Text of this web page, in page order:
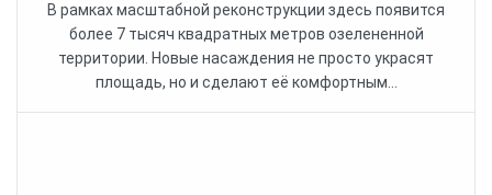
В рамках масштабной реконструкции здесь появится
более 7 тысяч квадратных метров озелененной
территории. Новые насаждения не просто украсят
площадь, но и сделают её комфортным...